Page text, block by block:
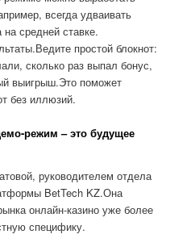
всегда удваивать
средней ставке.
простой блокнот:
сколько раз выпал бонус,
выигрыш.Это поможет
без иллюзий.
режим – это будущее
руководителем отдела
BetTech KZ.Она
онлайн-казино уже более
специфику.